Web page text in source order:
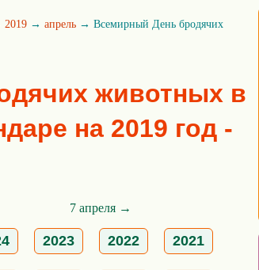
2019 → апрель → Всемирный День бродячих
животных в
на 2019 год -
7 апреля →
2023 2022 2021